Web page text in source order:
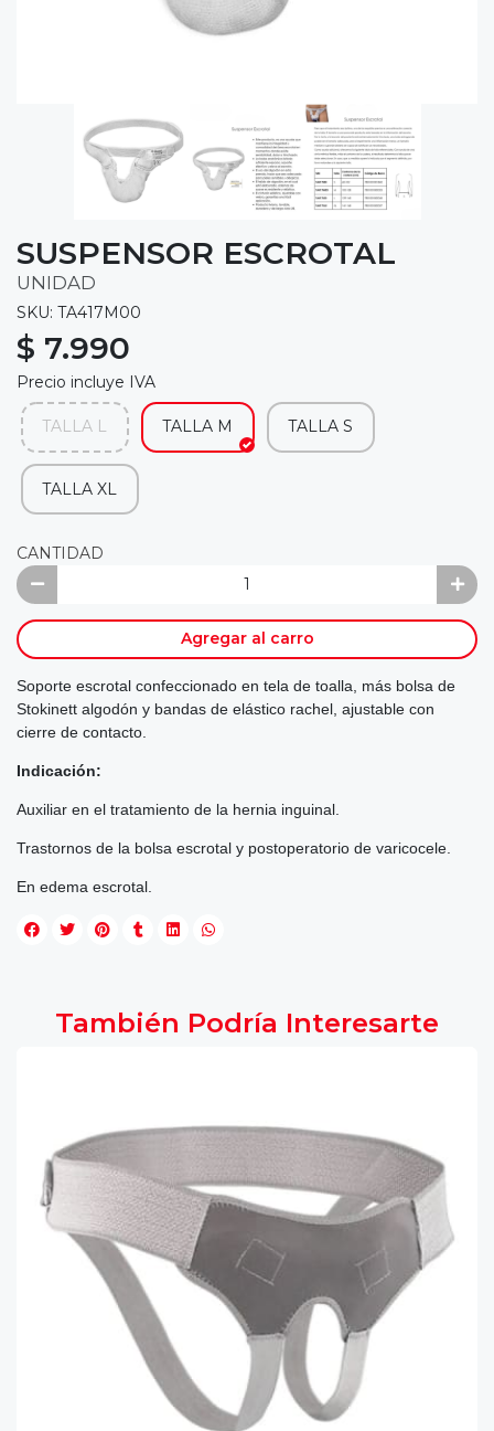
SUSPENSOR ESCROTAL
UNIDAD
SKU: TA417M00
$ 7.990
Precio incluye IVA
TALLA L TALLA M TALLA S
TALLA XL
CANTIDAD
Agregar al carro
Soporte escrotal confeccionado en tela de toalla, más bolsa de
Stokinett algodón y bandas de elástico rachel, ajustable con
cierre de contacto.
Indicación:
Auxiliar en el tratamiento de la hernia inguinal.
Trastornos de la bolsa escrotal y postoperatorio de varicocele.
En edema escrotal.
También Podría Interesarte